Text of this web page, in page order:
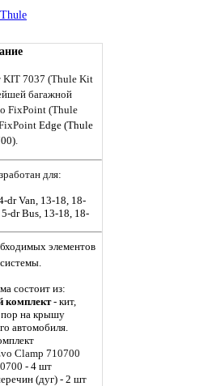
KIT 7037 (Thule Kit
багажной
FixPoint(Thule
Edge (Thule
.
для:
dr Van, 13-18, 18-
dr Bus, 13-18, 18-
элементов
состоит из:
комплект- кит,
на крышу
автомобиля.
Clamp 710700
- 4 шт
(дуг) - 2 шт